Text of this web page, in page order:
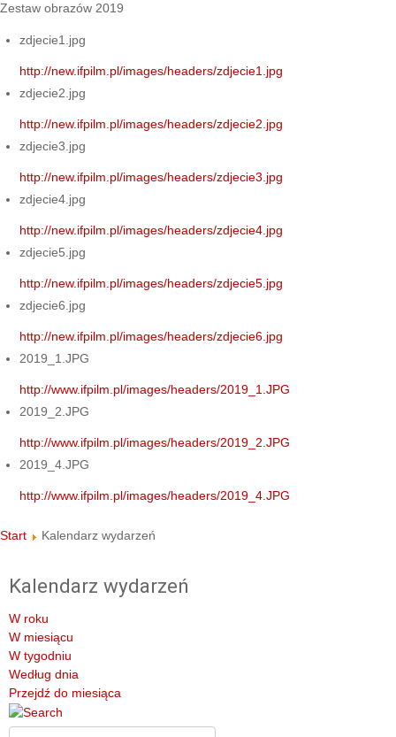
Zestaw obrazów 2019
zdjecie1.jpg
http://new.ifpilm.pl/images/headers/zdjecie1.jpg
zdjecie2.jpg
http://new.ifpilm.pl/images/headers/zdjecie2.jpg
zdjecie3.jpg
http://new.ifpilm.pl/images/headers/zdjecie3.jpg
zdjecie4.jpg
http://new.ifpilm.pl/images/headers/zdjecie4.jpg
zdjecie5.jpg
http://new.ifpilm.pl/images/headers/zdjecie5.jpg
zdjecie6.jpg
http://new.ifpilm.pl/images/headers/zdjecie6.jpg
2019_1.JPG
http://www.ifpilm.pl/images/headers/2019_1.JPG
2019_2.JPG
http://www.ifpilm.pl/images/headers/2019_2.JPG
2019_4.JPG
http://www.ifpilm.pl/images/headers/2019_4.JPG
Start Kalendarz wydarzeń
Kalendarz wydarzeń
W roku
W miesiącu
W tygodniu
Według dnia
Przejdź do miesiąca